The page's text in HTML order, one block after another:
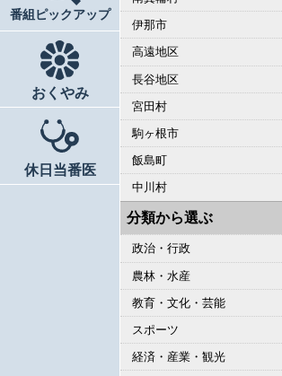
番組ピックアップ
おくやみ
休日当番医
伊那市
高遠地区
長谷地区
宮田村
駒ヶ根市
飯島町
中川村
分類から選ぶ
政治・行政
農林・水産
教育・文化・芸能
スポーツ
経済・産業・観光